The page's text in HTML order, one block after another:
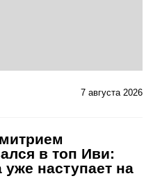
7 августа 2026
в топ Иви:
наступает на